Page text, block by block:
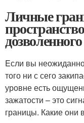
Личные
дозволенного
Eсли вы
того ни с сего
уровне есть
зажатости – это
границы. Какие